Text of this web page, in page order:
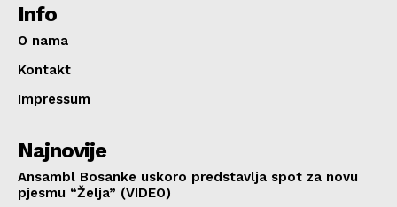
Info
O nama
Kontakt
Impressum
Najnovije
Ansambl Bosanke uskoro predstavlja spot za novu
pjesmu “Želja” (VIDEO)